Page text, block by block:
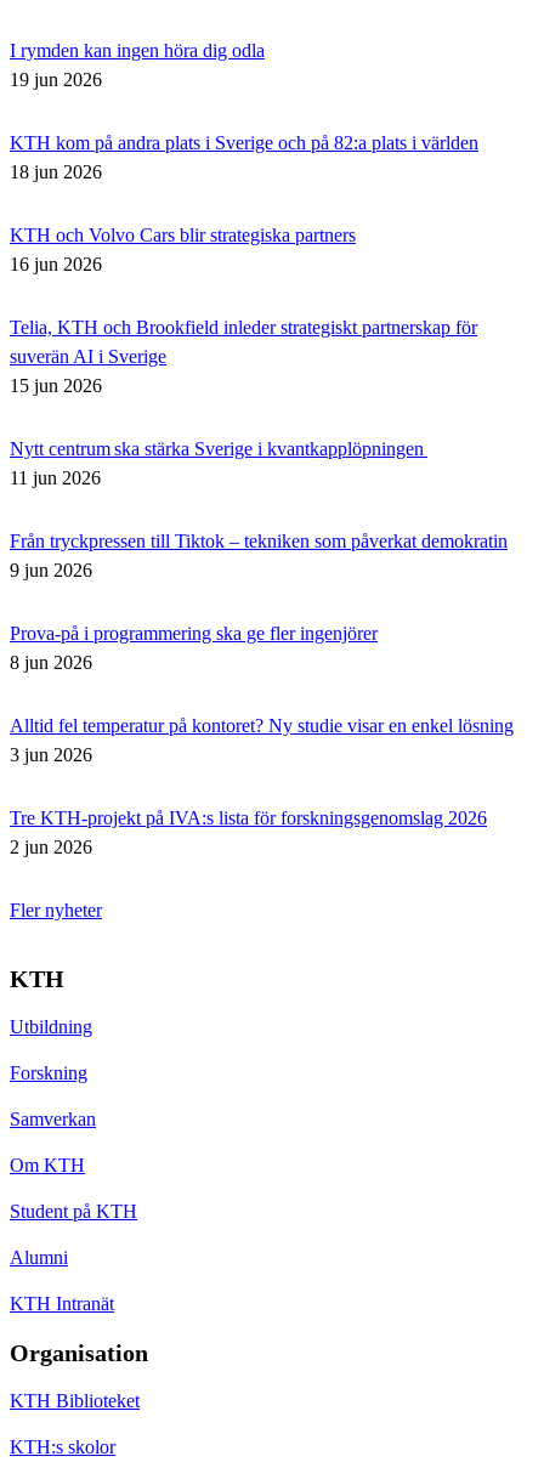
I rymden kan ingen höra dig odla
19 jun 2026
KTH kom på andra plats i Sverige och på 82:a plats i världen
18 jun 2026
KTH och Volvo Cars blir strategiska partners
16 jun 2026
Telia, KTH och Brookfield inleder strategiskt partnerskap för
suverän AI i Sverige
15 jun 2026
Nytt centrum ska stärka Sverige i kvantkapplöpningen
11 jun 2026
Från tryckpressen till Tiktok – tekniken som påverkat demokratin
9 jun 2026
Prova-på i programmering ska ge fler ingenjörer
8 jun 2026
Alltid fel temperatur på kontoret? Ny studie visar en enkel lösning
3 jun 2026
Tre KTH-projekt på IVA:s lista för forskningsgenomslag 2026
2 jun 2026
Fler nyheter
KTH
Utbildning
Forskning
Samverkan
Om KTH
Student på KTH
Alumni
KTH Intranät
Organisation
KTH Biblioteket
KTH:s skolor